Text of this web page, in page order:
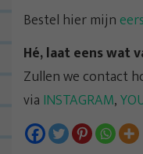
Bestel hier mijn
Hé, laat eens wat
Zullen we contact
via INSTAGRAM,